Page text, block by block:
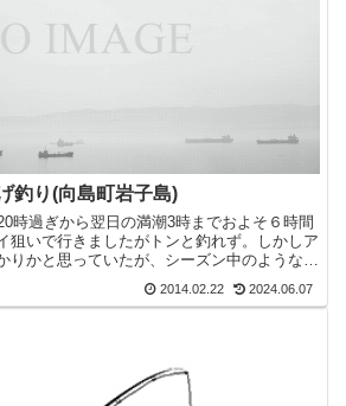
釣り(向島町岩子島)
時過ぎから翌日の満潮3時までおよそ６時間
狙いで行きましたがトンと釣れず。しかしア
りかと思っていたが、シーズン中のような大
2014.02.22 2024.06.07